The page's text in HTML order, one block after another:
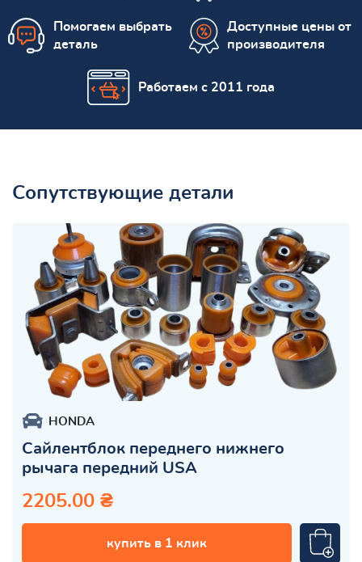
Помогаем выбрать
деталь
Доступные цены от
производителя
Работаем с 2011 года
Сопутствующие детали
HONDA
Сайлентблок переднего нижнего
рычага передний USA
2205.00 ₴
купить в 1 клик